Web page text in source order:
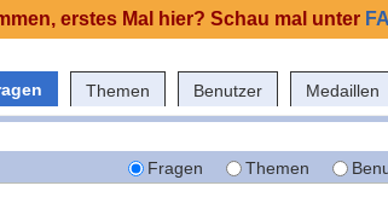
Themen Benutzer Medaillen
Fragen Themen
erstes Mal hier? Schau mal unter